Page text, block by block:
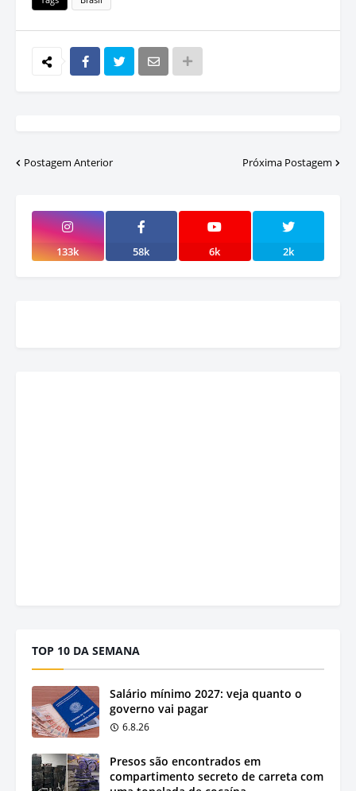
Postagem Anterior Próxima Postagem
133k 58k 6k 2k
TOP 10 DA SEMANA
Salário mínimo 2027: veja quanto o
governo vai pagar
6.8.26
Presos são encontrados em
compartimento secreto de carreta com